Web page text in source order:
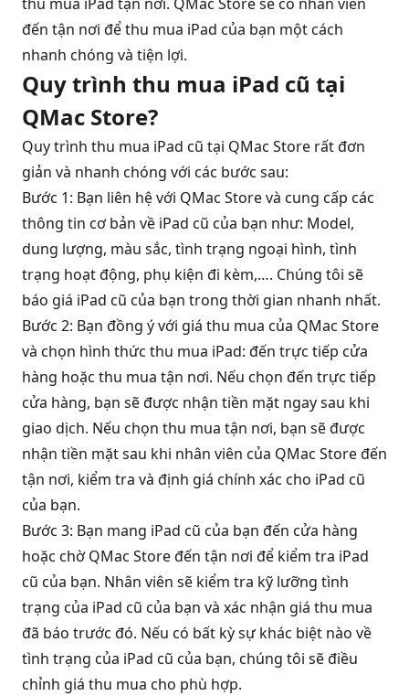
đến tận nơi để thu mua iPad của bạn một cách
nhanh chóng và tiện lợi.
Quy trình thu mua iPad cũ tại
QMac Store?
Quy trình thu mua iPad cũ tại QMac Store rất đơn
giản và nhanh chóng với các bước sau:
Bước 1: Bạn liên hệ với QMac Store và cung cấp các
thông tin cơ bản về iPad cũ của bạn như: Model,
dung lượng, màu sắc, tình trạng ngoại hình, tình
trạng hoạt động, phụ kiện đi kèm,…. Chúng tôi sẽ
báo giá iPad cũ của bạn trong thời gian nhanh nhất.
Bước 2: Bạn đồng ý với giá thu mua của QMac Store
và chọn hình thức thu mua iPad: đến trực tiếp cửa
hàng hoặc thu mua tận nơi. Nếu chọn đến trực tiếp
cửa hàng, bạn sẽ được nhận tiền mặt ngay sau khi
giao dịch. Nếu chọn thu mua tận nơi, bạn sẽ được
nhận tiền mặt sau khi nhân viên của QMac Store đến
tận nơi, kiểm tra và định giá chính xác cho iPad cũ
của bạn.
Bước 3: Bạn mang iPad cũ của bạn đến cửa hàng
hoặc chờ QMac Store đến tận nơi để kiểm tra iPad
cũ của bạn. Nhân viên sẽ kiểm tra kỹ lưỡng tình
trạng của iPad cũ của bạn và xác nhận giá thu mua
đã báo trước đó. Nếu có bất kỳ sự khác biệt nào về
tình trạng của iPad cũ của bạn, chúng tôi sẽ điều
chỉnh giá thu mua cho phù hợp.